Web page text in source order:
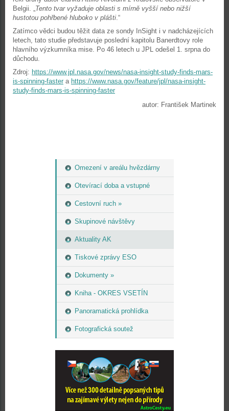
Omezení v areálu hvězdárny
Otevírací doba a vstupné
Cestovní ruch »
Skupinové návštěvy
Aktuality AK
Tiskové zprávy ESO
Dokumenty »
Kniha - OKRES VSETÍN
Panoramatická prohlídka
Fotografická soutež
Belgii. „Tento tvar vyžaduje oblasti s mírně vyšší nebo nižší
hustotou pohřbené hluboko v plášti.“
Zatímco vědci budou těžit data ze sondy InSight i v nadcházejících
letech, tato studie představuje poslední kapitolu Banerdtovy role
hlavního výzkumníka mise. Po 46 letech u JPL odešel 1. srpna do
důchodu.
Zdroj: https://www.jpl.nasa.gov/news/nasa-insight-study-finds-mars-
is-spinning-faster a https://www.nasa.gov/feature/jpl/nasa-insight-
study-finds-mars-is-spinning-faster
autor: František Martinek